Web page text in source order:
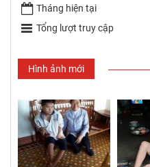
Tháng hiện tại
Tổng lượt truy cập
Hình ảnh mới